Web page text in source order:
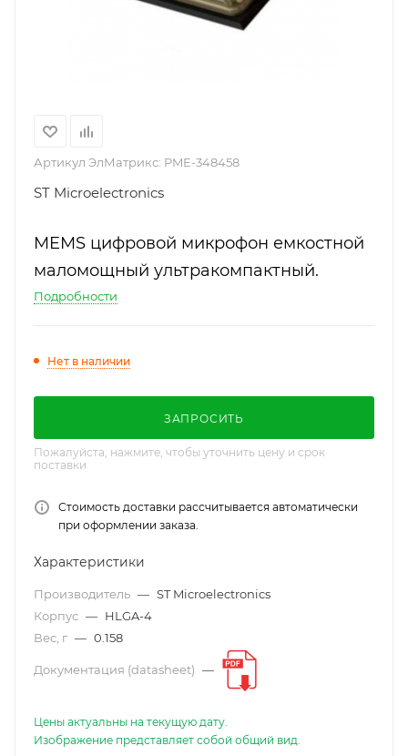
Артикул ЭлМатрикс: PME-348458
ST Microelectronics
MEMS цифровой микрофон емкостной
маломощный ультракомпактный.
Подробности
Нет в наличии
ЗАПРОСИТЬ
Пожалуйста, нажмите, чтобы уточнить цену и срок
поставки
Стоимость доставки рассчитывается автоматически
при оформлении заказа.
Характеристики
Производитель — ST Microelectronics
Корпус — HLGA-4
Вес, г — 0.158
Документация (datasheet) —
Цены актуальны на текущую дату.
Изображение представляет собой общий вид.